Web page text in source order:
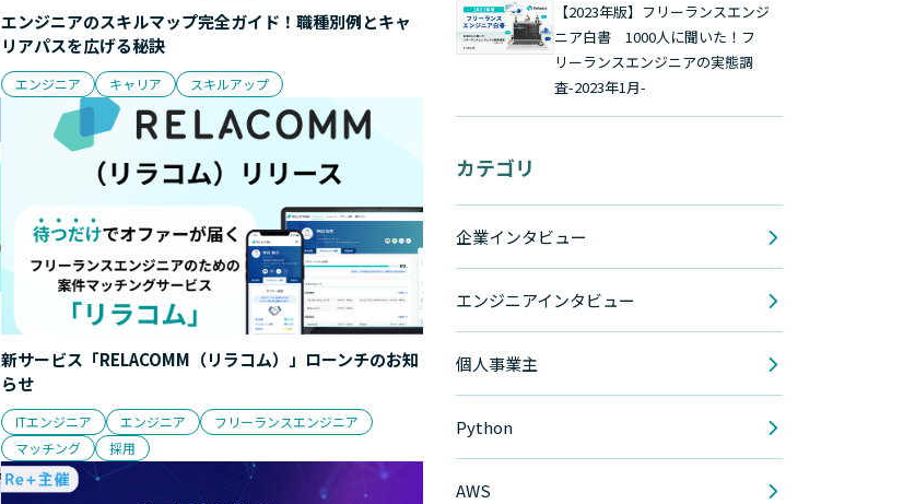
エンジニアのスキルマップ完全ガイド！職種別例とキャ
リアパスを広げる秘訣
エンジニア キャリア スキルアップ
新サービス「RELACOMM（リラコム）」ローンチのお知
らせ
ITエンジニア エンジニア
フリーランスエンジニア
マッチング
採用
【2023年版】フリーランスエンジ
ニア白書 1000人に聞いた！フ
リーランスエンジニアの実態調
査-2023年1月-
カテゴリ
企業インタビュー
エンジニアインタビュー
個人事業主
Python
AWS